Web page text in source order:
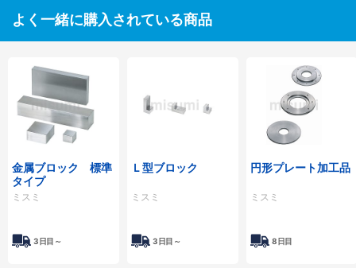
よく一緒に購入されている商品
金属ブロック 標準
タイプ
ミスミ
3日目～
Ｌ型ブロック
ミスミ
3日目～
円形プレート加工品
ミスミ
8日目